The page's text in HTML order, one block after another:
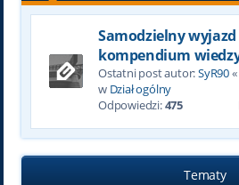
Samodzielny wyjazd
kompendium
Ostatni post autor:SyR90«
w Dział ogólny
Odpowiedzi:475
Tematy